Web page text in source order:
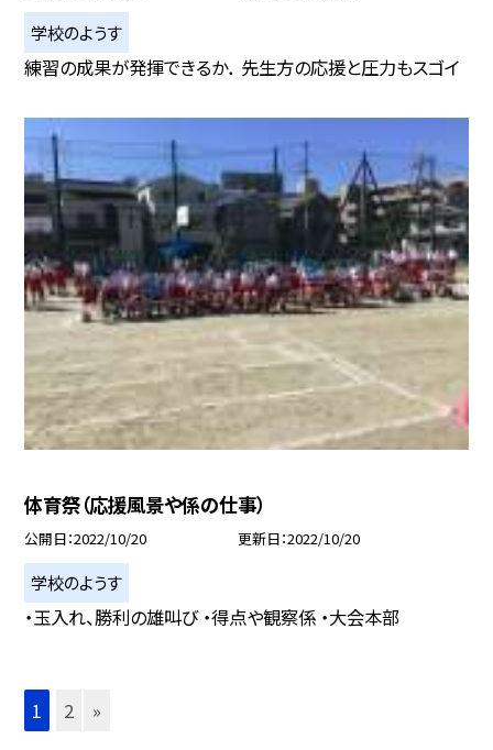
学校のようす
練習の成果が発揮できるか． 先生方の応援と圧力もスゴイ
体育祭（応援風景や係の仕事）
公開日 2022/10/20 更新日 2022/10/20
学校のようす
・玉入れ、勝利の雄叫び ・得点や観察係 ・大会本部
1 2 »